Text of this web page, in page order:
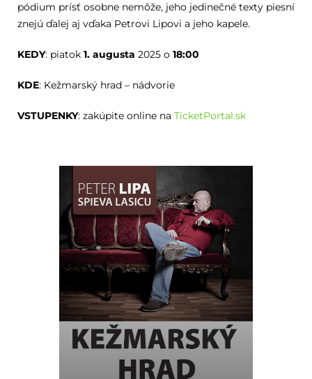
pódium prísť osobne nemôže, jeho jedinečné texty piesní
znejú ďalej aj vďaka Petrovi Lipovi a jeho kapele.
KEDY: piatok 1. augusta 2025 o 18:00
KDE: Kežmarský hrad – nádvorie
VSTUPENKY: zakúpite online na TicketPortal.sk